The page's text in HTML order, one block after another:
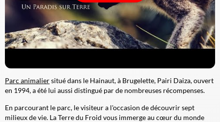
Parc animaliersitué dans le Hainaut, à Brugelette, Pairi Daiza, ouvert
en 1994, a été lui aussi distingué par de nombreuses récompenses.
En parcourant le parc, le visiteur a l'occasion de découvrir sept
milieux de vie. La Terre du Froid vous immerge au cœur du monde